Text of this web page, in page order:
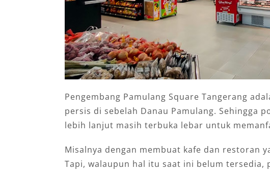
Pengembang Pamulang Square Tangerang
persis di sebelah Danau Pamulang. Sehingga
lebih lanjut masih terbuka lebar untuk
Misalnya dengan membuat kafe dan restoran
Tapi, walaupun hal itu saat ini belum tersedia,